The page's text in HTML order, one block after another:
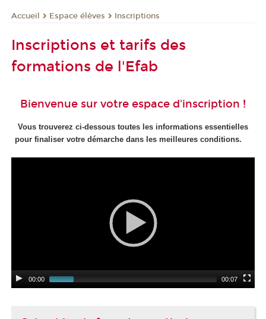
Accueil Espace élèves Inscriptions
Inscriptions et tarifs des
formations de l'Efab
Bienvenue sur votre espace d'inscription !
Vous trouverez ci-dessous toutes les informations essentielles
pour finaliser votre démarche dans les meilleures conditions.
00:00 00:07